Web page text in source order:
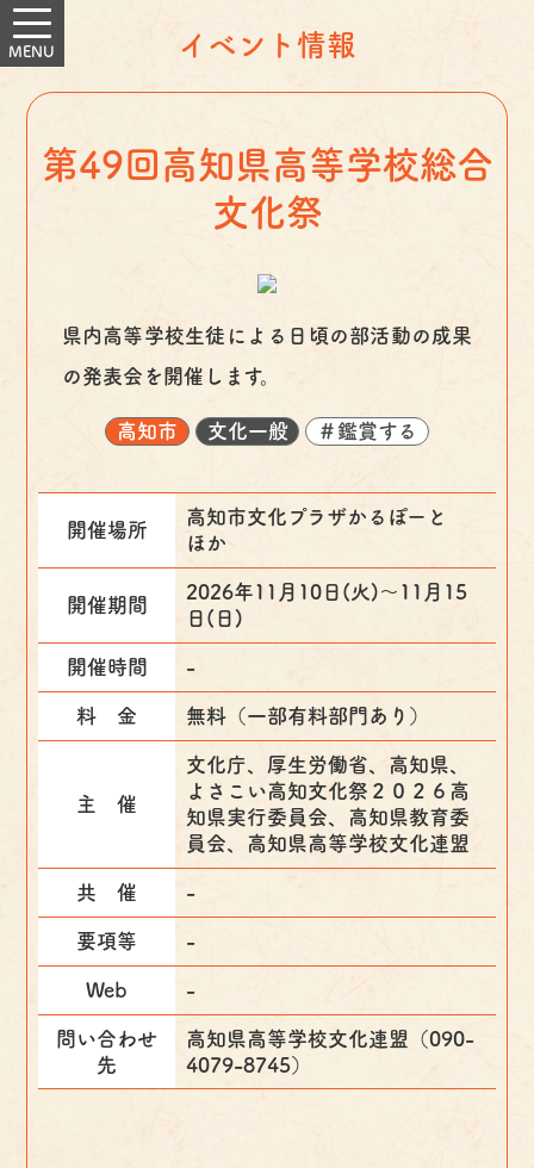
イベント情報
第49回高知県高等学校総合
文化祭
県内高等学校生徒による日頃の部活動の成果
の発表会を開催します。
高知市 文化一般 ＃鑑賞する
開催場所
高知市文化プラザかるぽーと
ほか
開催期間
2026年11月10日(火)〜11月15
日(日)
開催時間 -
料 金 無料（一部有料部門あり）
主 催
文化庁、厚生労働省、高知県、
よさこい高知文化祭２０２６高
知県実行委員会、高知県教育委
員会、高知県高等学校文化連盟
共 催 -
要項等 -
Web -
問い合わせ
先
高知県高等学校文化連盟（090-
4079-8745）